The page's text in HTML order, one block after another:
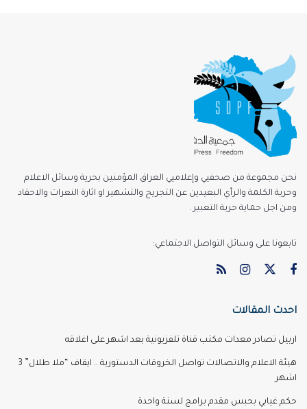
نحن مجموعة من صحفيي وإعلاميي العراق المؤمنين بحرية وسائل الاعلام
وحرية الكلمة والرأي البعيدين عن التجريح والتشهير او اثارة النعرات والاحقاد
ومن اجل حماية حرية التعبير .
تابعونا على وسائل التواصل الاجتماعي:
احدث المقالات
اربيل تصادر معدات مكتب قناة تلفزيونية بعد اشهر على اغلاقه
هيئة الاعلام والاتصالات تواصل الخروقات الدستورية .. ايقاف “ملا طلال” 3
اشهر
حكم غيابي بحبس مقدم برامج لسنة واحدة